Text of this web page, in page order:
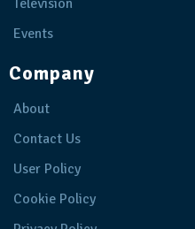
Events
Company
About
Contact Us
User Policy
Cookie Policy